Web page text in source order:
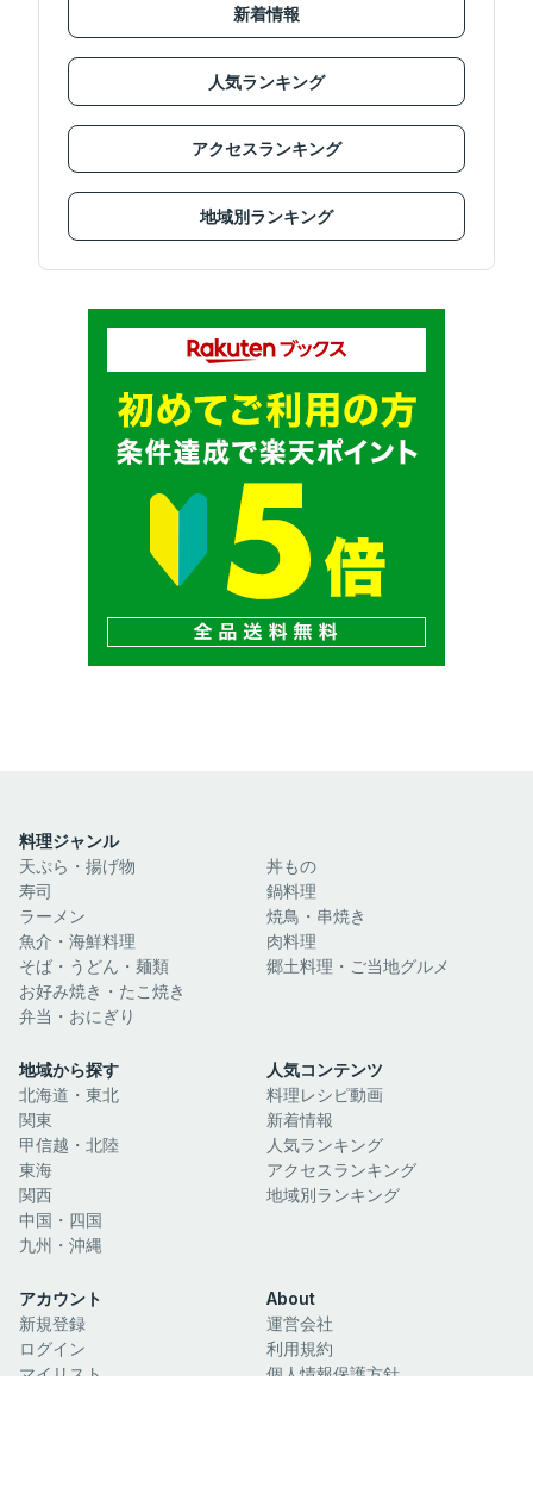
新着情報
人気ランキング
アクセスランキング
地域別ランキング
料理ジャンル
天ぷら・揚げ物
寿司
ラーメン
魚介・海鮮料理
そば・うどん・麺類
お好み焼き・たこ焼き
弁当・おにぎり
丼もの
鍋料理
焼鳥・串焼き
肉料理
郷土料理・ご当地グルメ
地域から探す
北海道・東北
関東
甲信越・北陸
東海
関西
中国・四国
九州・沖縄
人気コンテンツ
料理レシピ動画
新着情報
人気ランキング
アクセスランキング
地域別ランキング
アカウント
新規登録
ログイン
マイリスト
About
運営会社
利用規約
個人情報保護方針